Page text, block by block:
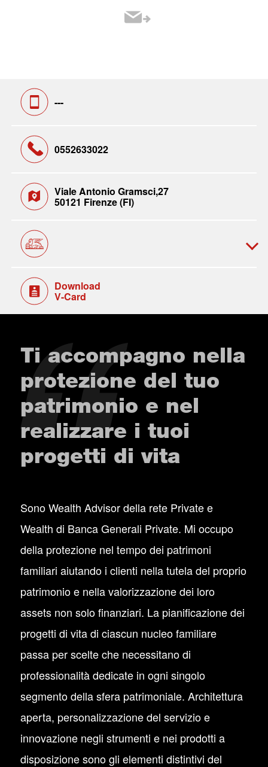
---
0552633022
Viale Antonio Gramsci,27
50121 Firenze (FI)
Download
V-Card
Ti accompagno nella
protezione del tuo
patrimonio e nel
realizzare i tuoi
progetti di vita
Sono Wealth Advisor della rete Private e
Wealth di Banca Generali Private. Mi occupo
della protezione nel tempo dei patrimoni
familiari aiutando i clienti nella tutela del proprio
patrimonio e nella valorizzazione dei loro
assets non solo finanziari. La pianificazione dei
progetti di vita di ciascun nucleo familiare
passa per scelte che necessitano di
professionalità dedicate in ogni singolo
segmento della sfera patrimoniale. Architettura
aperta, personalizzazione del servizio e
innovazione negli strumenti e nei prodotti a
disposizione sono gli elementi distintivi del